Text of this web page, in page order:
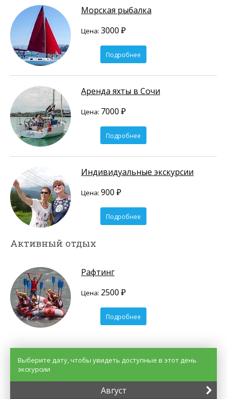
Морская рыбалка
Цена: 3000 ₽
Подробнее
Аренда яхты в Сочи
Цена: 7000 ₽
Подробнее
Индивидуальные экскурсии
Цена: 900 ₽
Подробнее
Активный отдых
Рафтинг
Цена: 2500 ₽
Подробнее
Выберите дату, чтобы увидеть доступные в этот день
экскурсии
Август